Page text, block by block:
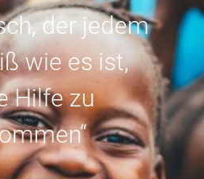
der jedem
wie es ist,
Hilfe zu